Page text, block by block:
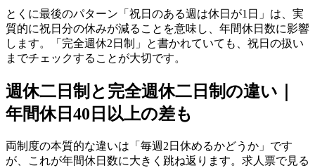
とくに最後のパターン「祝日のある週は休日が1日」は、実
質的に祝日分の休みが減ることを意味し、年間休日数に影響
します。「完全週休2日制」と書かれていても、祝日の扱い
までチェックすることが大切です。
週休二日制と完全週休二日制の違い｜
年間休日40日以上の差も
両制度の本質的な違いは「毎週2日休めるかどうか」です
が、これが年間休日数に大きく跳ね返ります。求人票で見る